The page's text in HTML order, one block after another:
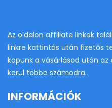
Az oldalon affiliate linkek
linkre kattintás után fizetős
kapunk a vásárlásod után
kerül többe számodra.
INFORMÁCIÓK